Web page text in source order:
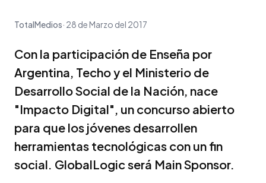
TotalMedios 28 de Marzo del 2017
Con la participación de Enseña por
Argentina, Techo y el Ministerio de
Desarrollo Social de la Nación, nace
"Impacto Digital", un concurso abierto
para que los jóvenes desarrollen
herramientas tecnológicas con un fin
social. GlobalLogic será Main Sponsor.